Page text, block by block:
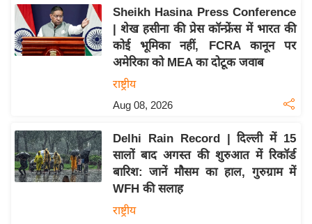
मि
सा
ल
सा
ल
श
Sheikh Hasina Press Conference
| शेख हसीना की प्रेस कॉन्फ्रेंस में भारत की
कोई भूमिका नहीं, FCRA कानून पर
अमेरिका को MEA का दोटूक जवाब
राष्ट्रीय
Aug 08, 2026
Delhi Rain Record | दिल्ली में 15
सालों बाद अगस्त की शुरुआत में रिकॉर्ड
बारिश: जानें मौसम का हाल, गुरुग्राम में
WFH की सलाह
राष्ट्रीय